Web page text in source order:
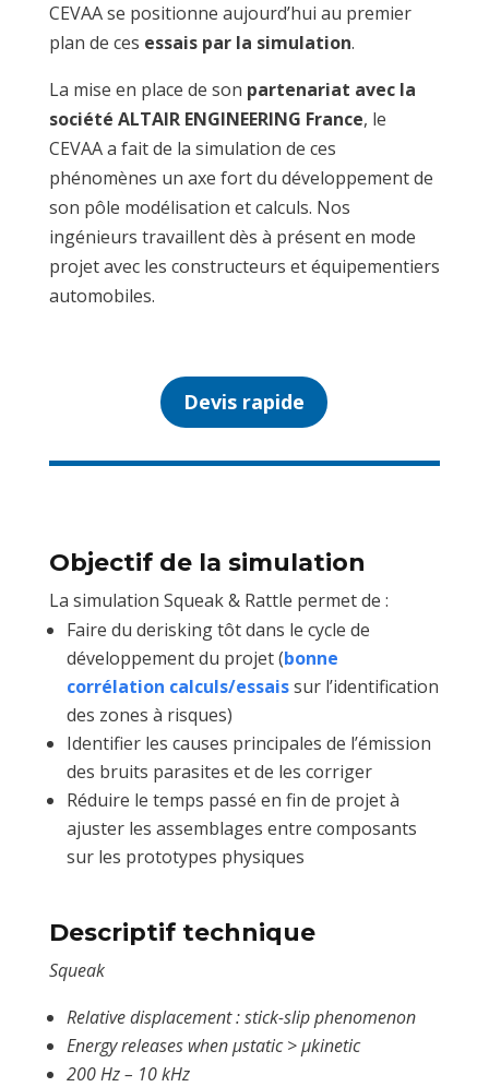
CEVAA se positionne aujourd’hui au premier
plan de ces essais par la simulation.
La mise en place de son partenariat avec la
société ALTAIR ENGINEERING France, le
CEVAA a fait de la simulation de ces
phénomènes un axe fort du développement de
son pôle modélisation et calculs. Nos
ingénieurs travaillent dès à présent en mode
projet avec les constructeurs et équipementiers
automobiles.
Devis rapide
Objectif de la simulation
La simulation Squeak & Rattle permet de :
Faire du derisking tôt dans le cycle de
développement du projet (bonne
corrélation calculs/essaissur l’identification
des zones à risques)
Identifier les causes principales de l’émission
des bruits parasites et de les corriger
Réduire le temps passé en fin de projet à
ajuster les assemblages entre composants
sur les prototypes physiques
Descriptif technique
Squeak
Relative displacement : stick-slip phenomenon
Energy releases when µstatic > µkinetic
200 Hz – 10 kHz